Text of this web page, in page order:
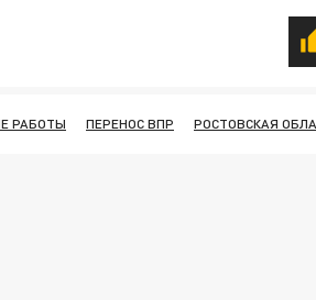
РАБОТЫ ПЕРЕНОС ВПР РОСТОВСКАЯ